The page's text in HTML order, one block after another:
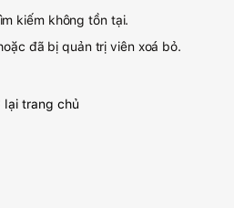
kiếm không tồn tại.
đã bị quản trị viên xoá bỏ.
lại trang chủ